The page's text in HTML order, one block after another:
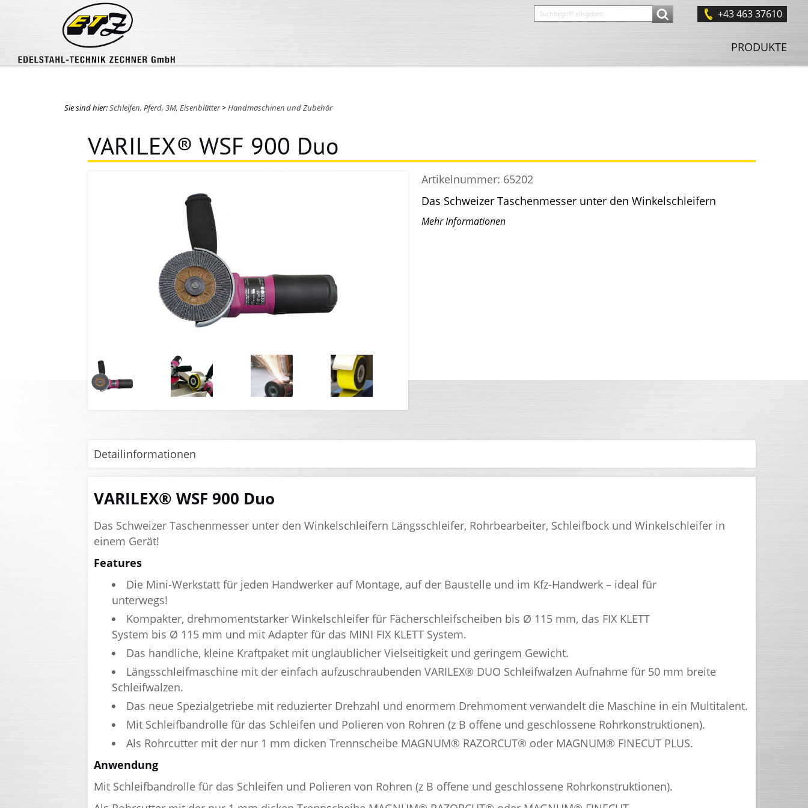
+43 463 37610
PRODUKTE
Sie sind hier:Schleifen, Pferd, 3M, Eisenblätter>Handmaschinen und Zubehör
VARILEX® WSF 900 Duo
Artikelnummer: 65202
Das Schweizer Taschenmesser unter den Winkelschleifern
Mehr Informationen
Detailinformationen
VARILEX® WSF 900 Duo
Das Schweizer Taschenmesser unter den Winkelschleifern Längsschleifer, Rohrbearbeiter, Schleifbock und Winkelschleifer in
einem Gerät!
Features
Die Mini-Werkstatt für jeden Handwerker auf Montage, auf der Baustelle und im Kfz-Handwerk – ideal für
unterwegs!
Kompakter, drehmomentstarker Winkelschleifer für Fächerschleifscheiben bis Ø 115 mm, das FIX KLETT
System bis Ø 115 mm und mit Adapter für das MINI FIX KLETT System.
Das handliche, kleine Kraftpaket mit unglaublicher Vielseitigkeit und geringem Gewicht.
Längsschleifmaschine mit der einfach aufzuschraubenden VARILEX® DUO Schleifwalzen Aufnahme für 50 mm breite
Schleifwalzen.
Das neue Spezialgetriebe mit reduzierter Drehzahl und enormem Drehmoment verwandelt die Maschine in ein Multitalent.
Mit Schleifbandrolle für das Schleifen und Polieren von Rohren (z B offene und geschlossene Rohrkonstruktionen).
Als Rohrcutter mit der nur 1 mm dicken Trennscheibe MAGNUM® RAZORCUT® oder MAGNUM® FINECUT PLUS.
Anwendung
Mit Schleifbandrolle für das Schleifen und Polieren von Rohren (z B offene und geschlossene Rohrkonstruktionen).